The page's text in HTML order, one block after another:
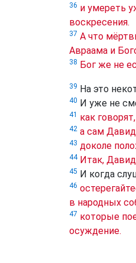
36 и умереть
воскресения.
37 А что
Авраама и
38 Бог же не
39 На это
40 И уже не
41 как
42 а сам
43 доколе
44 Итак,
45 И когда
46
в народных
47 которые
осуждение.